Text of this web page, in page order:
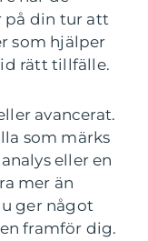
på din tur att
som hjälper
rätt tillfälle.
avancerat.
som märks
eller en
mer än
ger något
framför dig.